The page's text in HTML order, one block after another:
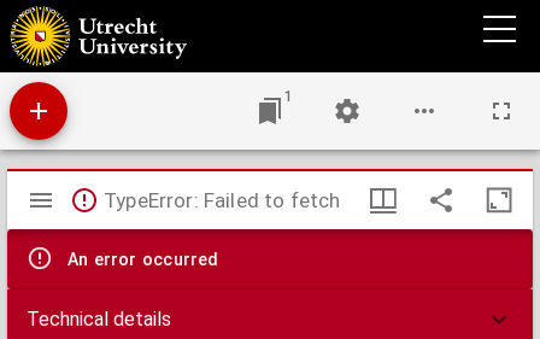
L'horoscope de Jules Mazarin, naifvement & fidellement expliquée des Centuries de M.
Nostradamus, tant du passé, présent qu'advenir : ensemble des épithètes et thesme
céleste sur toutes les lettres de son nom et sur-nom : le pourtraict de son père.
1
Mirador
viewer
TypeError: Failed to fetch
An error occurred
Technical details